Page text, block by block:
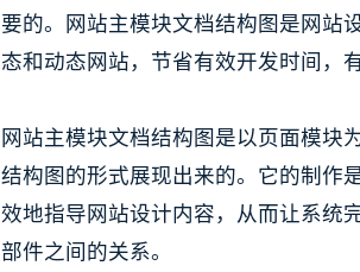
要的。网站主模块文档结构图是网站
态和动态网站，节省有效开发时间，
网站主模块文档结构图是以页面模块
结构图的形式展现出来的。它的制作
效地指导网站设计内容，从而让系统
部件之间的关系。